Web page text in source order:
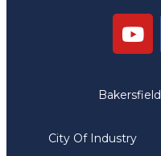
Bakersfield
City Of Industry